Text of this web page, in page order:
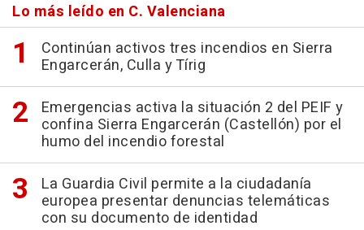
Lo más leído en C. Valenciana
Continúan activos tres incendios en Sierra
Engarcerán, Culla y Tírig
Emergencias activa la situación 2 del PEIF y
confina Sierra Engarcerán (Castellón) por el
humo del incendio forestal
La Guardia Civil permite a la ciudadanía
europea presentar denuncias telemáticas
con su documento de identidad